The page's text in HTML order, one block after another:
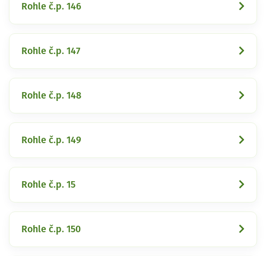
Rohle č.p. 146
Rohle č.p. 147
Rohle č.p. 148
Rohle č.p. 149
Rohle č.p. 15
Rohle č.p. 150